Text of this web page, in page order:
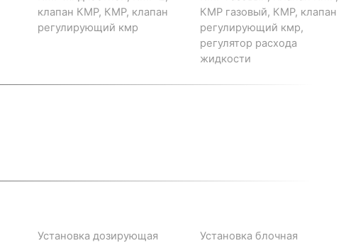
клапан КМР, КМР, клапан
регулирующий кмр
КМР газовый, КМР, клапан
регулирующий кмр,
регулятор расхода
жидкости
Установка дозирующая
Установка блочная